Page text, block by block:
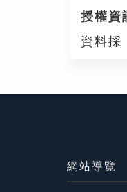
授權資
資料採
網站導覽